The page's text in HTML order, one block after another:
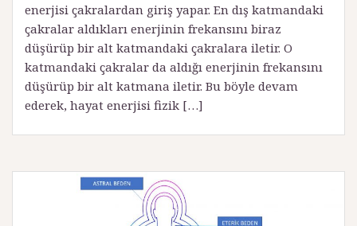
enerjisi çakralardan giriş yapar. En dış katmandaki
çakralar aldıkları enerjinin frekansını biraz
düşürüp bir alt katmandaki çakralara iletir. O
katmandaki çakralar da aldığı enerjinin frekansını
düşürüp bir alt katmana iletir. Bu böyle devam
ederek, hayat enerjisi fizik […]